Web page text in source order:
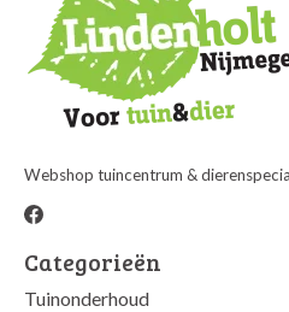
Webshop tuincentrum &
Categorieën
Tuinonderhoud